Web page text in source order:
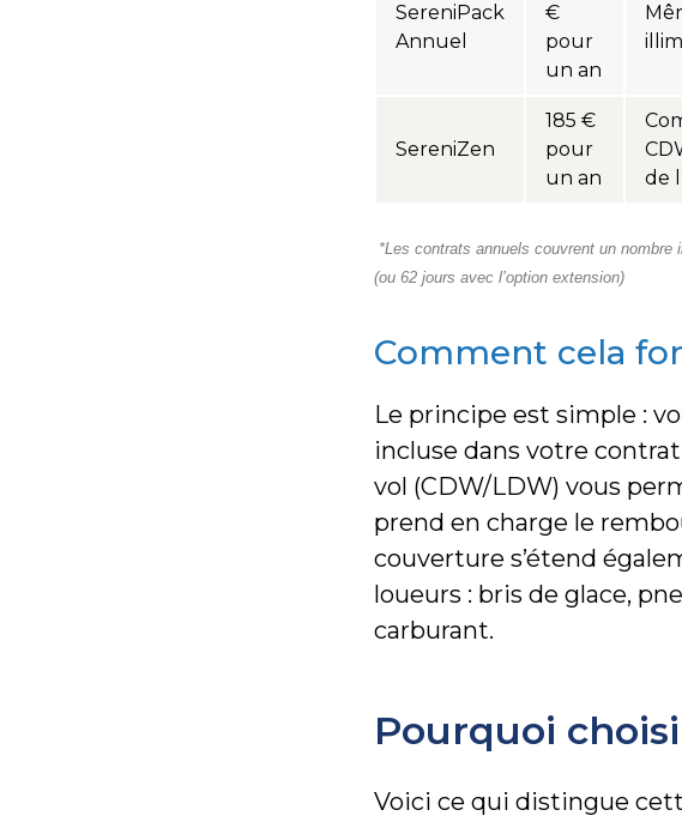
SereniPack
Annuel
€
pour
un an
SereniZen
185 €
pour
un an
de
*Les contrats annuels couvrent un
(ou 62 jours avec l’option extension)
Comment cela
Le principe est simple :
incluse dans votre
vol (CDW/LDW) vous
prend en charge le
couverture s’étend
loueurs : bris de glace,
carburant.
Pourquoi
Voici ce qui distingue